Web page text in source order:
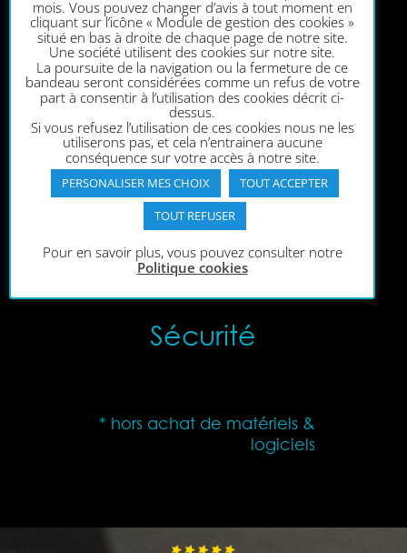
Vente &
Location
Sécurité
* hors achat de matériels &
logiciels
mois. Vous pouvez changer d’avis à tout moment en
cliquant sur l’icône « Module de gestion des cookies »
situé en bas à droite de chaque page de notre site.
Une société utilisent des cookies sur notre site.
La poursuite de la navigation ou la fermeture de ce
bandeau seront considérées comme un refus de votre
part à consentir à l’utilisation des cookies décrit ci-
dessus.
Si vous refusez l’utilisation de ces cookies nous ne les
utiliserons pas, et cela n’entrainera aucune
conséquence sur votre accès à notre site.
PERSONALISER MES CHOIX
TOUT ACCEPTER
TOUT REFUSER
Pour en savoir plus, vous pouvez consulter notre
Politique cookies